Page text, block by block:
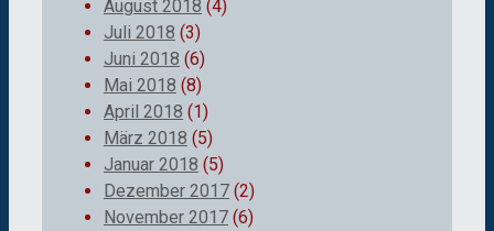
August 2018 (4)
Juli 2018 (3)
Juni 2018 (6)
Mai 2018 (8)
April 2018 (1)
März 2018 (5)
Januar 2018 (5)
Dezember 2017 (2)
November 2017 (6)